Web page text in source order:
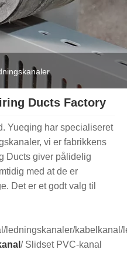
Ducts Factory
Yueqing har specialiseret
vi er fabrikkens
Ducts giver pålidelig
med at de er
Det er et godt valg til
ledningskanaler/
/ Slidset PVC-kanal